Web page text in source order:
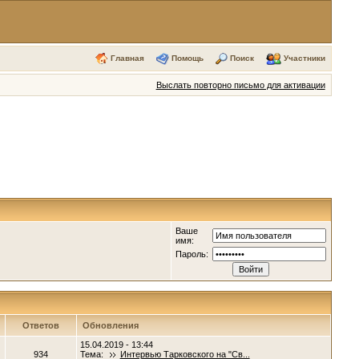
Главная Помощь Поиск Участники
Выслать повторно письмо для активации
Ваше
имя:
Пароль:
Ответов Обновления
934
15.04.2019 - 13:44
Тема:
Интервью Тарковского на "Св...